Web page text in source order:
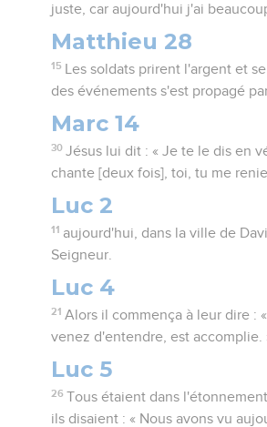
juste, car aujourd'hui j'ai
Matthieu 28
15
Les soldats prirent l'argent et
des événements s'est propagé
Marc 14
30 Jésus lui dit : « Je te le dis en
chante [deux fois], toi, tu me
Luc 2
11 aujourd'hui, dans la ville de
Seigneur.
Luc 4
21 Alors il commença à leur dire :
venez d'entendre, est accomplie.
Luc 5
26 Tous étaient dans
ils disaient : « Nous avons vu